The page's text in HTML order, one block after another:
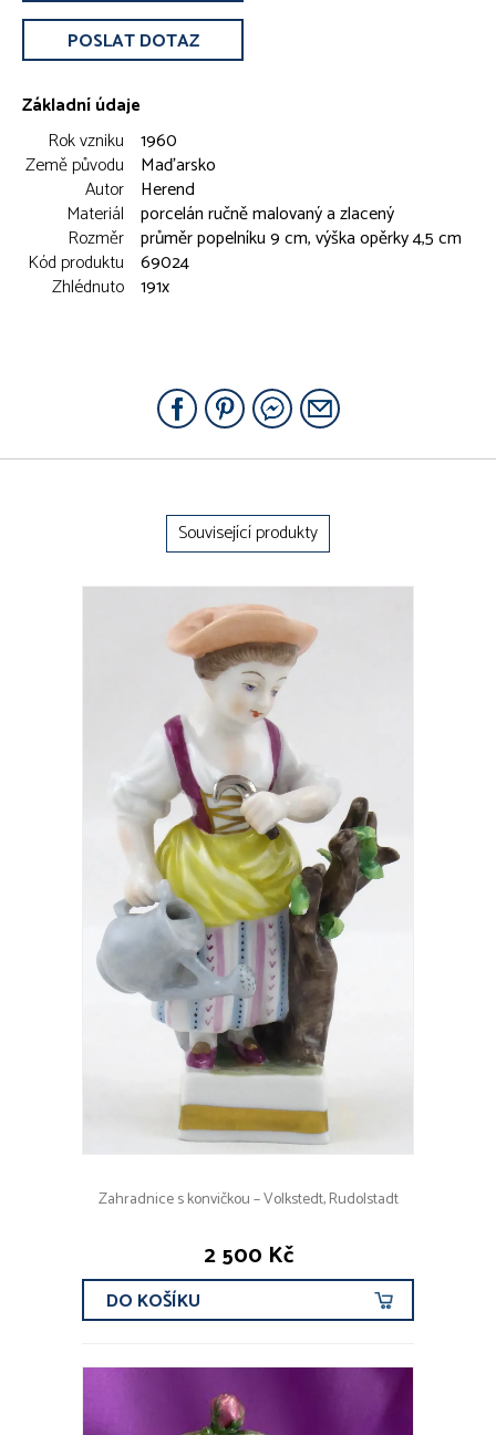
POSLAT DOTAZ
Základní údaje
Rok vzniku 1960
Země původu
Maďarsko
Autor Herend
Materiál porcelán ručně malovaný a zlacený
Rozměr průměr popelníku 9 cm, výška opěrky 4,5 cm
Kód produktu 69024
Zhlédnuto 191x
Související produkty
Zahradnice s konvičkou – Volkstedt, Rudolstadt
2 500 Kč
DO KOŠÍKU